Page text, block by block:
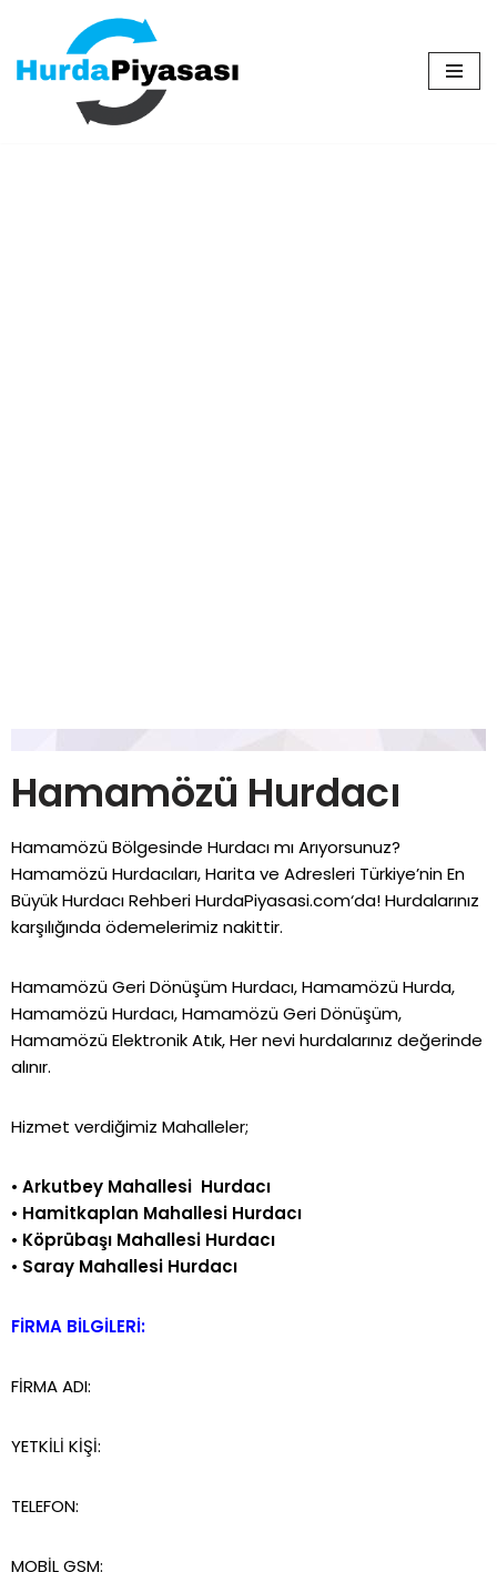
İçeriğe
geç
Hamamözü Hurdacı
Hamamözü Bölgesinde Hurdacı mı Arıyorsunuz?
Hamamözü Hurdacıları, Harita ve Adresleri Türkiye’nin En
Büyük Hurdacı RehberiHurdaPiyasasi.com‘da! Hurdalarınız
karşılığında ödemelerimiz nakittir.
Hamamözü Geri Dönüşüm Hurdacı, Hamamözü Hurda,
Hamamözü Hurdacı, Hamamözü Geri Dönüşüm,
Hamamözü Elektronik Atık, Her nevi hurdalarınız değerinde
alınır.
Hizmet verdiğimiz Mahalleler;
• Arkutbey Mahallesi Hurdacı
• Hamitkaplan Mahallesi Hurdacı
• Köprübaşı Mahallesi Hurdacı
• Saray Mahallesi Hurdacı
FİRMA BİLGİLERİ:
FİRMA ADI:
YETKİLİ KİŞİ:
TELEFON:
MOBİL GSM: